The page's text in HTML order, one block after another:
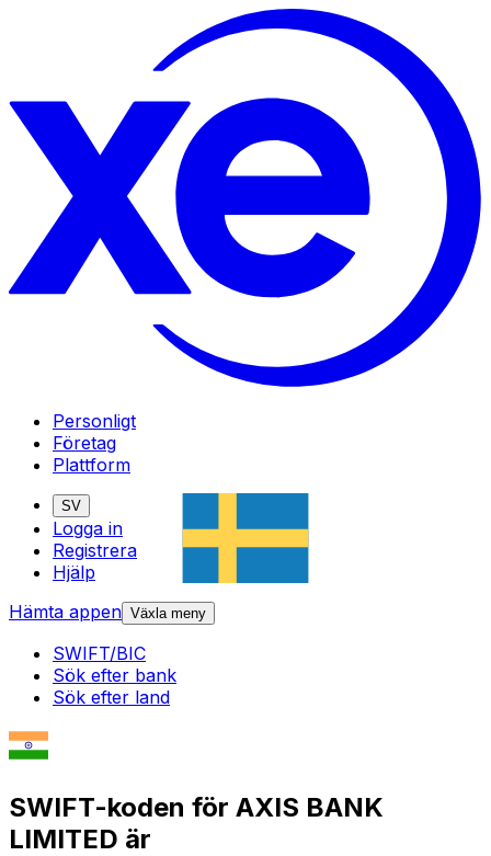
Personligt
Företag
Plattform
SV
Logga in
Registrera
Hjälp
Hämta appen Växla meny
SWIFT/BIC
Sök efter bank
Sök efter land
SWIFT-koden för AXIS BANK
LIMITED är